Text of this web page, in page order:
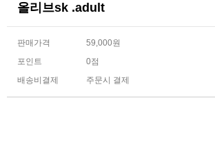
올리브sk .adult
판매가격
59,000원
포인트
0점
배송비결제
주문시 결제